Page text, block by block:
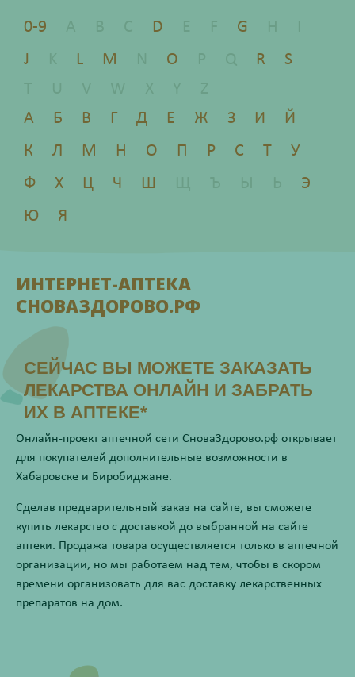
0-9 D G
J
L M O R
S
А
Б В Г Д Е Ж З И
Й
К
Л М Н О П Р С Т
У
Ф
Х Ц Ч Ш
Э
Ю
Я
ИНТЕРНЕТ-АПТЕКА
СНОВАЗДОРОВО.РФ
СЕЙЧАС ВЫ МОЖЕТЕ ЗАКАЗАТЬ
ЛЕКАРСТВА ОНЛАЙН И ЗАБРАТЬ
ИХ В АПТЕКЕ*
Онлайн-проект аптечной сети СноваЗдорово.рф открывает
для покупателей дополнительные возможности в
Хабаровске и Биробиджане.
Сделав предварительный заказ на сайте, вы сможете
купить лекарство с доставкой до выбранной на сайте
аптеки. Продажа товара осуществляется только в аптечной
организации, но мы работаем над тем, чтобы в скором
времени организовать для вас доставку лекарственных
препаратов на дом.